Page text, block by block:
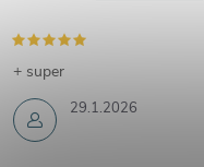
29.1.2026
+ super